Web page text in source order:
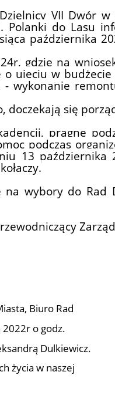
VII Dwór w
Polanki do Lasu
października
gdzie na
o ujęciu w budżecie
- wykonanie
doczekają się
pragnę
podczas
13 października
na wybory do Rad
Biuro Rad
2022r o godz.
Dulkiewicz.
życia w naszej